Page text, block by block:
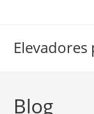
Elevadores
Blog